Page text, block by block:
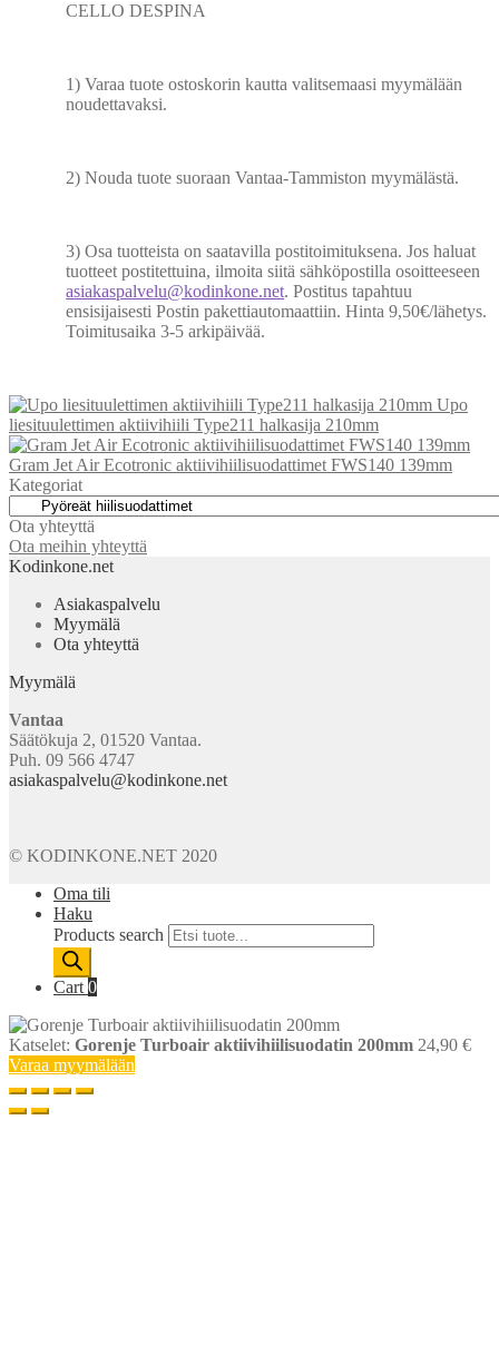
CELLO DESPINA
1) Varaa tuote ostoskorin kautta valitsemaasi myymälään
noudettavaksi.
2) Nouda tuote suoraan Vantaa-Tammiston myymälästä.
3) Osa tuotteista on saatavilla postitoimituksena. Jos haluat
tuotteet postitettuina, ilmoita siitä sähköpostilla osoitteeseen
asiakaspalvelu@kodinkone.net. Postitus tapahtuu
ensisijaisesti Postin pakettiautomaattiin. Hinta 9,50€/lähetys.
Toimitusaika 3-5 arkipäivää.
Upo
liesituulettimen aktiivihiili Type211 halkasija 210mm
Gram Jet Air Ecotronic aktiivihiilisuodattimet FWS140 139mm
Kategoriat
Ota yhteyttä
Ota meihin yhteyttä
Kodinkone.net
Asiakaspalvelu
Myymälä
Ota yhteyttä
Myymälä
Vantaa
Säätökuja 2, 01520 Vantaa.
Puh. 09 566 4747
asiakaspalvelu@kodinkone.net
© KODINKONE.NET 2020
Oma tili
Haku
Products search
Cart0
Katselet: Gorenje Turboair aktiivihiilisuodatin 200mm 24,90 €
Varaa myymälään